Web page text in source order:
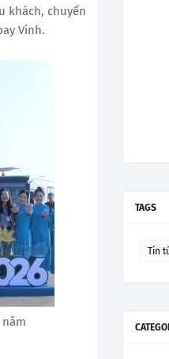
khách, chuyến
Vinh.
TAGS
Tin